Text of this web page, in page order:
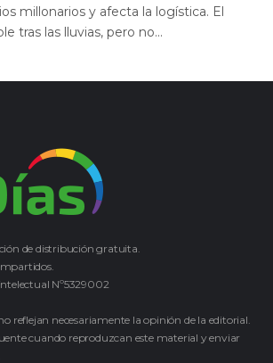
millonarios y afecta la logística. El
tras las lluvias, pero no...
de distribución gratuita.
Nº5329002
reflejan necesariamente la opinión de la editorial.
cuando reproduzcan este material y enviar